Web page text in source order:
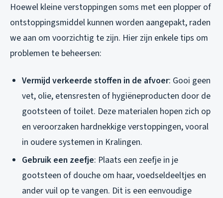
Hoewel kleine verstoppingen soms met een plopper of
ontstoppingsmiddel kunnen worden aangepakt, raden
we aan om voorzichtig te zijn. Hier zijn enkele tips om
problemen te beheersen:
Vermijd verkeerde stoffen in de afvoer: Gooi geen
vet, olie, etensresten of hygiëneproducten door de
gootsteen of toilet. Deze materialen hopen zich op
en veroorzaken hardnekkige verstoppingen, vooral
in oudere systemen in Kralingen.
Gebruik een zeefje: Plaats een zeefje in je
gootsteen of douche om haar, voedseldeeltjes en
ander vuil op te vangen. Dit is een eenvoudige